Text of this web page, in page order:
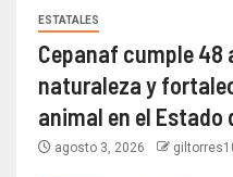
ESTATALES
Cepanaf cumple 48
naturaleza y
animal en el Estado
agosto 3, 2026